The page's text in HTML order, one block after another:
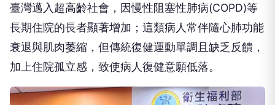
臺灣邁入超高齡社會，因慢性阻塞性肺病(COPD)等
長期住院的長者顯著增加；這類病人常伴隨心肺功能
衰退與肌肉萎縮，但傳統復健運動單調且缺乏反饋，
加上住院孤立感，致使病人復健意願低落。